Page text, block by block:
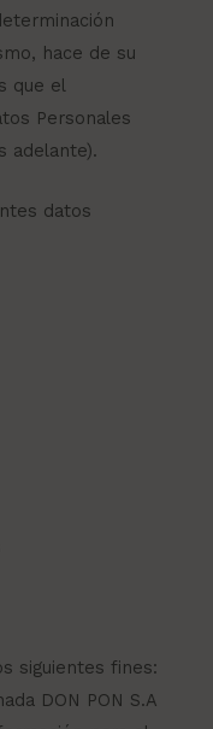
hace de su
que el
Personales
adelante).
datos
siguientes fines:
DON PON S.A